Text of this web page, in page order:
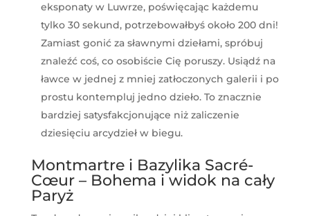
eksponaty w Luwrze, poświęcając każdemu
tylko 30 sekund, potrzebowałbyś około 200 dni!
Zamiast gonić za sławnymi dziełami, spróbuj
znaleźć coś, co osobiście Cię poruszy. Usiądź na
ławce w jednej z mniej zatłoczonych galerii i po
prostu kontempluj jedno dzieło. To znacznie
bardziej satysfakcjonujące niż zaliczenie
dziesięciu arcydzieł w biegu.
Montmartre i Bazylika Sacré-
Cœur – Bohema i widok na cały
Paryż